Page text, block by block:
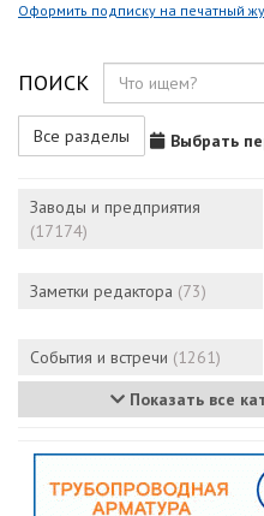
Оформить подписку на печатный
ПОИСК
Все разделы Выбрать
Заводы и предприятия
(17174)
Заметки редактора (73)
События и встречи (1261)
Показать все